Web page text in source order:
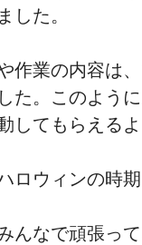
した。
作業の内容は
た。このよう
してもらえる
ロウィンの時
んなで頑張って